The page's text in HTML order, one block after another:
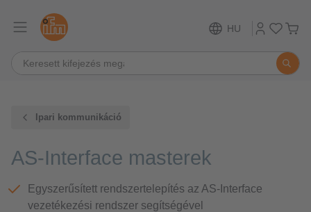
HU
Ipari kommunikáció
AS-Interface masterek
Egyszerűsített rendszertelepítés az AS-Interface
vezetékezési rendszer segítségével